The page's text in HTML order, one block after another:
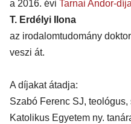
a 2016. évi Tarnai Andor-
T. Erdélyi Ilona
az irodalomtudomány
veszi át.
A díjakat átadja:
Szabó Ferenc SJ,
Katolikus Egyetem ny.